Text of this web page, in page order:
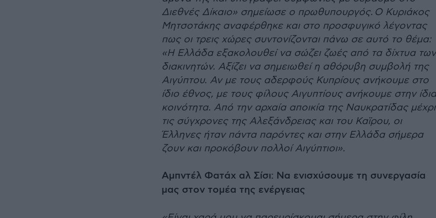
Διεθνές Δίκαιο» σημείωσε ο πρωθυπουργός. Ο Κυριάκος
Μητσοτάκης αναφέρθηκε και στο προσφυγικό λέγοντας
πως οι τρεις χώρες συντονίζονται πάνω σε αυτό το θέμα:
«Η Ελλάδα εξακολουθεί να σώζει ζωές από τα δίχτυα των
διακινητών. Αξίζει να σημειωθεί η αθόρυβη συμβολή της
Αιγύπτου. Αν με τους αδερφούς Κυπρίους ανήκουμε στο
ίδιο έθνος, με τους φίλους Αιγυπτίους ανήκουμε στην ίδια
κοινότητα. Από την αρχαία αποικία της Ναυκρατίδας μέχρι
τις σύγχρονες της Αλεξάνδρειας και του Καϊρου, οι
Έλληνες ήταν πάντα παρόντες και στην Ελλάδα σήμερα
ζουν και προκόβουν πολλοί Αιγύπτιοι».
Αμπντέλ Φατάχ αλ Σίσι: Να ενισχύσουμε τη συνεργασία
μας στον τομέα της ενέργειας